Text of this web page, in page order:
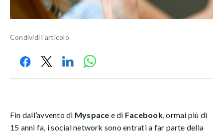
Condividi l'articolo
Fin dall’avvento di Myspace e di Facebook, ormai più di
15 anni fa, i social network sono entrati a far parte della